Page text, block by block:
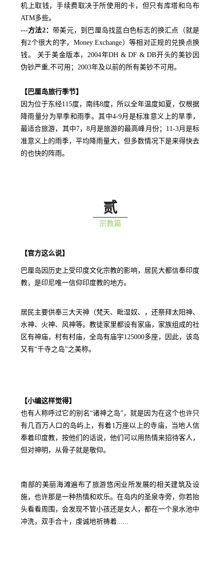
机上取钱，手续费取决于所使用的卡，但只有库塔和乌布
ATM多些。
---方法2：带美元，到巴厘岛找蓝白色标志的换汇点（就是
有2个很大的字，Money Exchange）等相对正规的兑换点换
钱。 关于美金版本，2004年DH & DF & DB开头的美钞因
伪钞严重,不可用；2003年及以前的所有美钞不可用。
【巴厘岛旅行季节】
因为位于东经115度，南纬8度，所以全年温度如夏，仅根据
降雨量分为旱季和雨季。其中4-9月是标准意义上的旱季，
最适合旅游，其中7，8月是旅游的最高峰月份；11-3月是标
准意义上的雨季，平均降雨量大，但多数情况下是来得快去
的也快的阵雨。
贰
宗教篇
【官方这么说】
巴厘岛因历史上受印度文化宗教的影响，居民大都信奉印度
教，是印尼唯一信仰印度教的地方。
居民主要供奉三大天神（梵天、毗湿奴、，还祭拜太阳神、
水神、火神、风神等。教徒家里都设有家庙，家族组成的社
区有神庙，村有村庙，全岛有庙宇125000多座，因此，该岛
又有“千寺之岛”之美称。
【小编这样觉得】
也有人称呼过它的别名“诸神之岛”，就是因为在这个也许只
有几百万人口的岛屿上，有着1万座以上的寺庙，当地人信
奉着印度教，按他们的话说，他们可以用热情来招待客人，
但对神明，从骨子就是敬仰。
南部的美丽海滩遍布了旅游悠闲业所发展的相关建筑及设
施，也许那是一种热情和欢乐。 在岛内的圣泉寺旁，你若抬
头看看周围，会发现不管小孩还是女人，都在一个泉水池中
冲洗，双手合十，虔诚地祈祷着......